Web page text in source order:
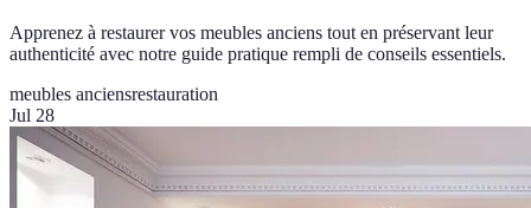
Apprenez à restaurer vos meubles anciens tout en préservant leur
authenticité avec notre guide pratique rempli de conseils essentiels.
meubles anciensrestauration
Jul 28